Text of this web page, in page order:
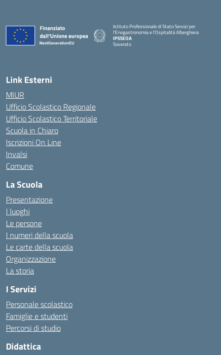
Istituto Professionale di Stato Servizi per
l'Enogastronomia e l'Ospitalità Alberghiera
IPSSEOA
Soverato
Link Esterni
MIUR
Ufficio Scolastico Regionale
Ufficio Scolastico Territoriale
Scuola in Chiaro
Iscrizioni On Line
Invalsi
Comune
La Scuola
Presentazione
I luoghi
Le persone
I numeri della scuola
Le carte della scuola
Organizzazione
La storia
I Servizi
Personale scolastico
Famiglie e studenti
Percorsi di studio
Didattica